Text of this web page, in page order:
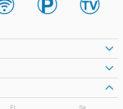
Fr. Sa.